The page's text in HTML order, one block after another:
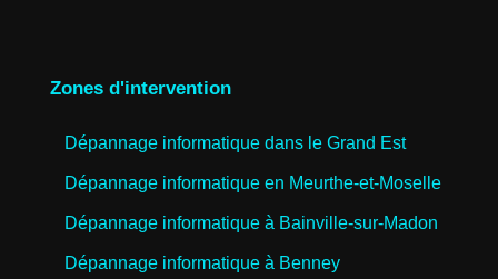
Zones d'intervention
Dépannage informatique dans le Grand Est
Dépannage informatique en Meurthe-et-Moselle
Dépannage informatique à Bainville-sur-Madon
Dépannage informatique à Benney